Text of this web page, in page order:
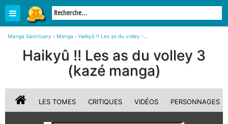
Manga Sanctuary › Manga › Haikyû !! Les as du volley ›
Haikyû !! Les as du volley 3
(kazé manga)
LES TOMES CRITIQUES VIDÉOS PERSONNAGES